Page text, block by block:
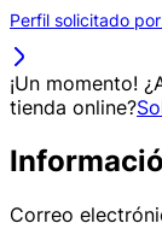
Perfil solicitado
¡Un momento!
tienda online?
Correo